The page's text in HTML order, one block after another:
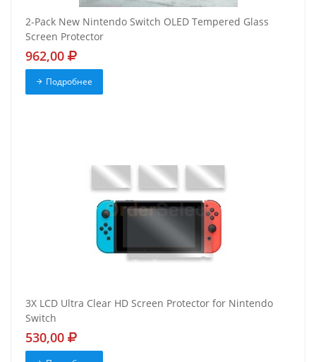
2-Pack New Nintendo Switch OLED Tempered Glass
Screen Protector
962,00
Подробнее
3X LCD Ultra Clear HD Screen Protector for Nintendo
Switch
530,00